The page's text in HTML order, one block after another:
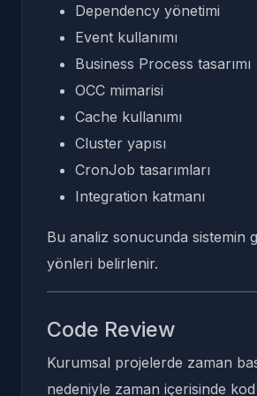
Dependency yönetimi
Event kullanımı
Business Process tasarımı
OCC mimarisi
Cache kullanımı
Cluster yapısı
CronJob tasarımları
Integration katmanı
Bu analiz sonucunda sistemin
yönleri belirlenir.
Code Review
Kurumsal projelerde zaman
nedeniyle zaman içerisinde